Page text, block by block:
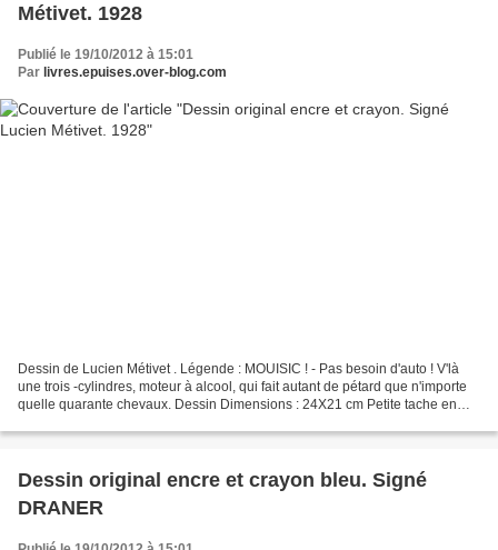
Métivet. 1928
Publié le 19/10/2012 à 15:01
Par livres.epuises.over-blog.com
Dessin de Lucien Métivet . Légende : MOUISIC ! - Pas besoin d'auto ! V'là
une trois -cylindres, moteur à alcool, qui fait autant de pétard que n'importe
quelle quarante chevaux. Dessin Dimensions : 24X21 cm Petite tache en
Dessin original encre et crayon bleu. Signé
DRANER